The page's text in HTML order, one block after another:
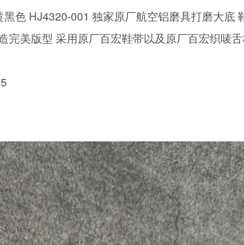
色 HJ4320-001 独家原厂航空铝磨具打磨大底
美版型 采用原厂百宏鞋带以及原厂百宏织唛